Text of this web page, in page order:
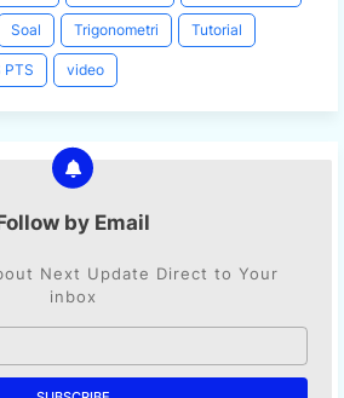
Soal Trigonometri Tutorial
PTS video
by Email
Next Update Direct to Your
inbox